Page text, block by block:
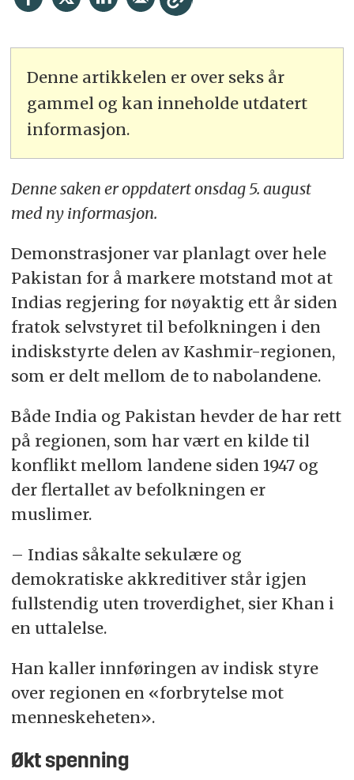
Denne artikkelen er over seks år
gammel og kan inneholde utdatert
informasjon.
Denne saken er oppdatert onsdag 5. august
med ny informasjon.
Demonstrasjoner var planlagt over hele
Pakistan for å markere motstand mot at
Indias regjering for nøyaktig ett år siden
fratok selvstyret til befolkningen i den
indiskstyrte delen av Kashmir-regionen,
som er delt mellom de to nabolandene.
Både India og Pakistan hevder de har rett
på regionen, som har vært en kilde til
konflikt mellom landene siden 1947 og
der flertallet av befolkningen er
muslimer.
– Indias såkalte sekulære og
demokratiske akkreditiver står igjen
fullstendig uten troverdighet, sier Khan i
en uttalelse.
Han kaller innføringen av indisk styre
over regionen en «forbrytelse mot
menneskeheten».
Økt spenning